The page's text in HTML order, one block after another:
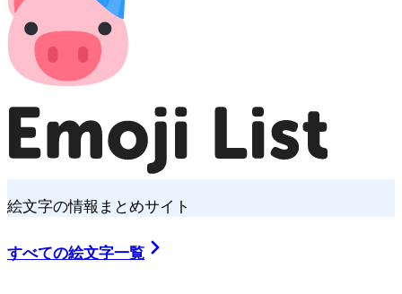
絵文字の情報まとめサイト
すべての絵文字一覧